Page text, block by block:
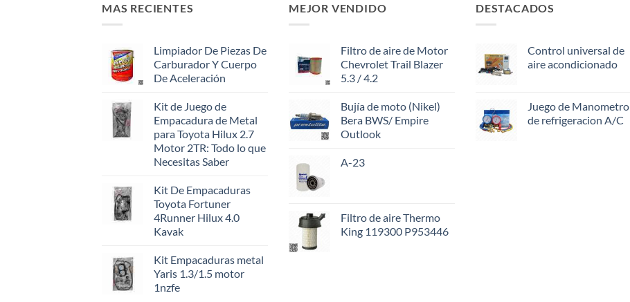
MAS RECIENTES
Limpiador De Piezas De
Carburador Y Cuerpo
De Aceleración
Kit de Juego de
Empacadura de Metal
para Toyota Hilux 2.7
Motor 2TR: Todo lo que
Necesitas Saber
Kit De Empacaduras
Toyota Fortuner
4Runner Hilux 4.0
Kavak
Kit Empacaduras metal
Yaris 1.3/1.5 motor
1nzfe
MEJOR VENDIDO
Filtro de aire de Motor
Chevrolet Trail Blazer
5.3 / 4.2
Bujía de moto (Nikel)
Bera BWS/ Empire
Outlook
A-23
Filtro de aire Thermo
King 119300 P953446
DESTACADOS
Control universal de
aire acondicionado
Juego de Manometro
de refrigeracion A/C